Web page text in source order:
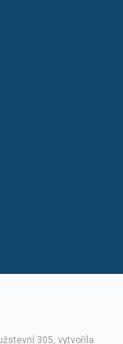
305, vytvořila